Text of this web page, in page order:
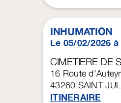
INHUMATION
Le 05/02/2026 à
CIMETIERE DE
16 Route
43260 SAINT
ITINERAIRE